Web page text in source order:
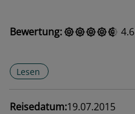
Bewertung: 4.6
Lesen
Reisedatum:19.07.2015